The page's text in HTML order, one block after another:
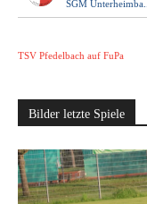
SGM Unterheimba...
TSV Pfedelbach auf FuPa
Bilder letzte Spiele